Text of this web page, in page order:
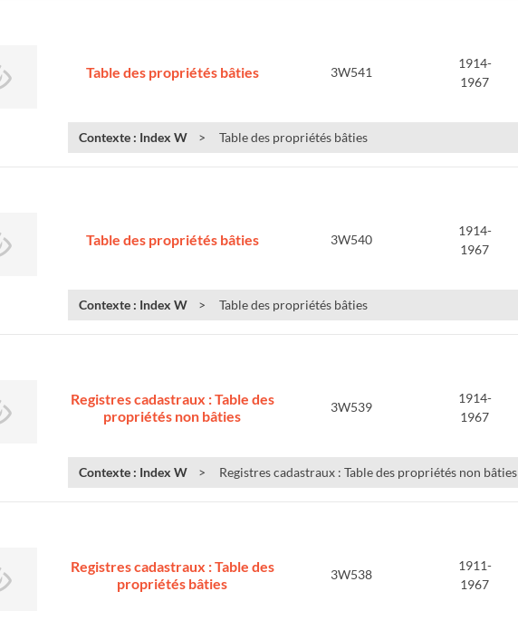
Table des propriétés bâties 3W541
1914-
1967
Contexte : Index W Table des propriétés bâties
Table des propriétés bâties 3W540
1914-
1967
Contexte : Index W Table des propriétés bâties
Registres cadastraux : Table des
propriétés non bâties
3W539
1914-
1967
Contexte : Index W Registres cadastraux : Table des propriétés non bâties
Registres cadastraux : Table des
propriétés bâties
3W538
1911-
1967